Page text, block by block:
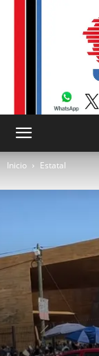
Inicio Estatal